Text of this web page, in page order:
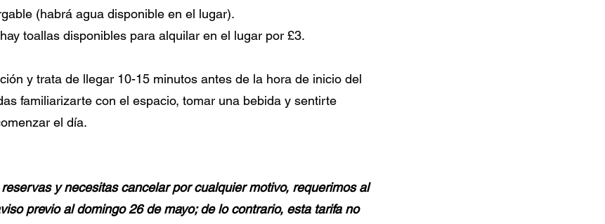
(habrá agua disponible en el lugar).
toallas disponibles para alquilar en el lugar por £3.
y trata de llegar 10-15 minutos antes de la hora de inicio del
familiarizarte con el espacio, tomar una bebida y sentirte
el día.
y necesitas cancelar por cualquier motivo, requerimos al
previo al domingo 26 de mayo; de lo contrario, esta tarifa no